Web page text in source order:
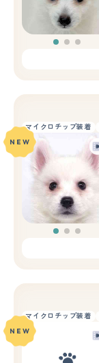
マイクロチップ装着
NEW
マイクロチップ装着
NEW